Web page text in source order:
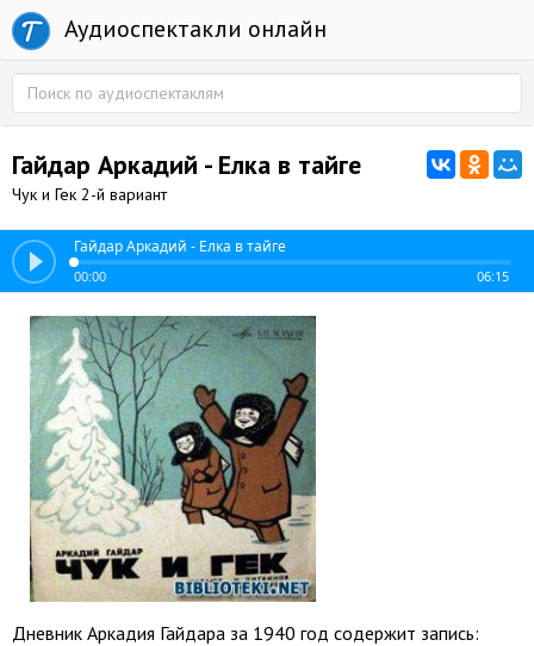
Аудиоспектакли онлайн
Гайдар Аркадий - Елка в тайге
Чук и Гек 2-й вариант
Гайдар Аркадий - Елка в тайге
00:00 06:15
Дневник Аркадия Гайдара за 1940 год содержит запись: